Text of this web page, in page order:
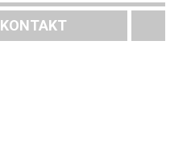
KONTAKT